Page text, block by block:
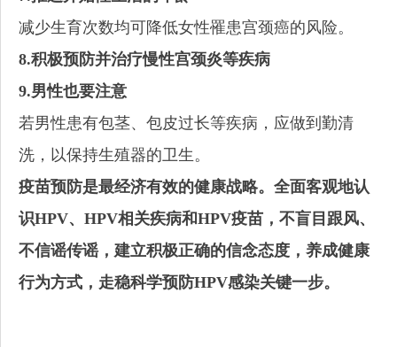
减少生育次数均可降低女性罹患宫颈癌的风险。
8.积极预防并治疗慢性宫颈炎等疾病
9.男性也要注意
若男性患有包茎、包皮过长等疾病，应做到勤清
洗，以保持生殖器的卫生。
疫苗预防是最经济有效的健康战略。全面客观地认
识HPV、HPV相关疾病和HPV疫苗，不盲目跟风、
不信谣传谣，建立积极正确的信念态度，养成健康
行为方式，走稳科学预防HPV感染关键一步。